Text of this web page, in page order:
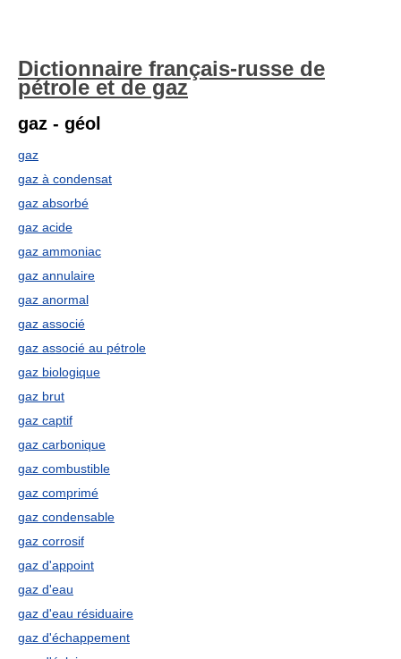
Dictionnaire français-russe de
pétrole et de gaz
gaz - géol
gaz
gaz à condensat
gaz absorbé
gaz acide
gaz ammoniac
gaz annulaire
gaz anormal
gaz associé
gaz associé au pétrole
gaz biologique
gaz brut
gaz captif
gaz carbonique
gaz combustible
gaz comprimé
gaz condensable
gaz corrosif
gaz d'appoint
gaz d'eau
gaz d'eau résiduaire
gaz d'échappement